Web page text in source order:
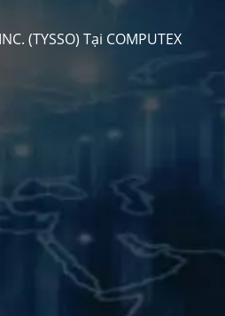
(TYSSO) Tại COMPUTEX